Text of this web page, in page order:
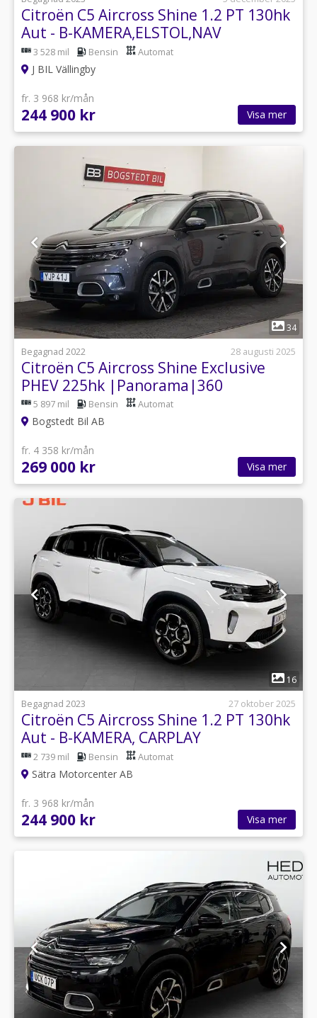
Citroën C5 Aircross Shine 1.2 PT 130hk
Aut - B-KAMERA,ELSTOL,NAV
3 528 mil Bensin Automat
J BIL Vällingby
fr. 3 968 kr/mån
244 900 kr Visa mer
1
34
Begagnad 2022
28 augusti 2025
Citroën C5 Aircross Shine Exclusive
PHEV 225hk |Panorama|360
5 897 mil Bensin Automat
Bogstedt Bil AB
fr. 4 358 kr/mån
269 000 kr Visa mer
1
16
Begagnad 2023
27 oktober 2025
Citroën C5 Aircross Shine 1.2 PT 130hk
Aut - B-KAMERA, CARPLAY
2 739 mil Bensin Automat
Sätra Motorcenter AB
fr. 3 968 kr/mån
244 900 kr Visa mer